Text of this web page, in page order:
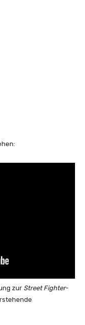
zur Street Fighter-